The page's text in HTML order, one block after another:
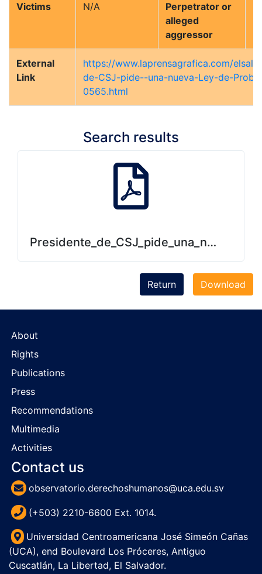
Victims N/A
Perpetrator or
alleged
aggressor
External
Link
https://www.laprensagrafica.com/
de-CSJ-pide--una-nueva-Ley-de-
0565.html
Search results
Download
Return
About
Rights
Publications
Press
Recommendations
Multimedia
Activities
Contact us
observatorio.derechoshumanos@uca.edu.sv
(+503) 2210-6600 Ext. 1014.
Universidad Centroamericana José Simeón Cañas
(UCA), end Boulevard Los Próceres, Antiguo
Cuscatlán, La Libertad, El Salvador.